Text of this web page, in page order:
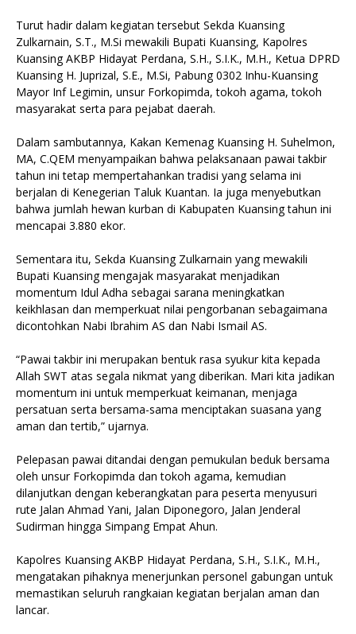
Turut hadir dalam kegiatan tersebut Sekda Kuansing
Zulkarnain, S.T., M.Si mewakili Bupati Kuansing, Kapolres
Kuansing AKBP Hidayat Perdana, S.H., S.I.K., M.H., Ketua DPRD
Kuansing H. Juprizal, S.E., M.Si, Pabung 0302 Inhu-Kuansing
Mayor Inf Legimin, unsur Forkopimda, tokoh agama, tokoh
masyarakat serta para pejabat daerah.
Dalam sambutannya, Kakan Kemenag Kuansing H. Suhelmon,
MA, C.QEM menyampaikan bahwa pelaksanaan pawai takbir
tahun ini tetap mempertahankan tradisi yang selama ini
berjalan di Kenegerian Taluk Kuantan. Ia juga menyebutkan
bahwa jumlah hewan kurban di Kabupaten Kuansing tahun ini
mencapai 3.880 ekor.
Sementara itu, Sekda Kuansing Zulkarnain yang mewakili
Bupati Kuansing mengajak masyarakat menjadikan
momentum Idul Adha sebagai sarana meningkatkan
keikhlasan dan memperkuat nilai pengorbanan sebagaimana
dicontohkan Nabi Ibrahim AS dan Nabi Ismail AS.
“Pawai takbir ini merupakan bentuk rasa syukur kita kepada
Allah SWT atas segala nikmat yang diberikan. Mari kita jadikan
momentum ini untuk memperkuat keimanan, menjaga
persatuan serta bersama-sama menciptakan suasana yang
aman dan tertib,” ujarnya.
Pelepasan pawai ditandai dengan pemukulan beduk bersama
oleh unsur Forkopimda dan tokoh agama, kemudian
dilanjutkan dengan keberangkatan para peserta menyusuri
rute Jalan Ahmad Yani, Jalan Diponegoro, Jalan Jenderal
Sudirman hingga Simpang Empat Ahun.
Kapolres Kuansing AKBP Hidayat Perdana, S.H., S.I.K., M.H.,
mengatakan pihaknya menerjunkan personel gabungan untuk
memastikan seluruh rangkaian kegiatan berjalan aman dan
lancar.